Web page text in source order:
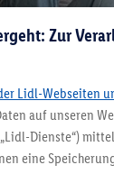
zum Newsletter
Gutschein
Zur
Lidl-Webseiten
auf unseren
Dienste“)
eine